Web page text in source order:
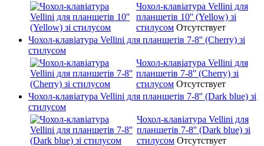
Чохол-клавіатура Vellini для
планшетів 10'' (Yellow) зі
стилусом Отсутствует
Чохол-клавіатура Vellini для планшетів 7-8'' (Cherry) зі
стилусом
Чохол-клавіатура Vellini для
планшетів 7-8'' (Cherry) зі
стилусом Отсутствует
Чохол-клавіатура Vellini для планшетів 7-8'' (Dark blue) зі
стилусом
Чохол-клавіатура Vellini для
планшетів 7-8'' (Dark blue) зі
стилусом Отсутствует